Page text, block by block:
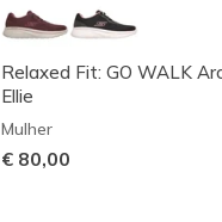
Relaxed Fit: GO WALK
Ellie
Mulher
€ 80,00